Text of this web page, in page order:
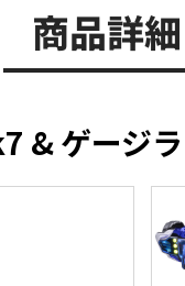
商品詳細
& ゲージ